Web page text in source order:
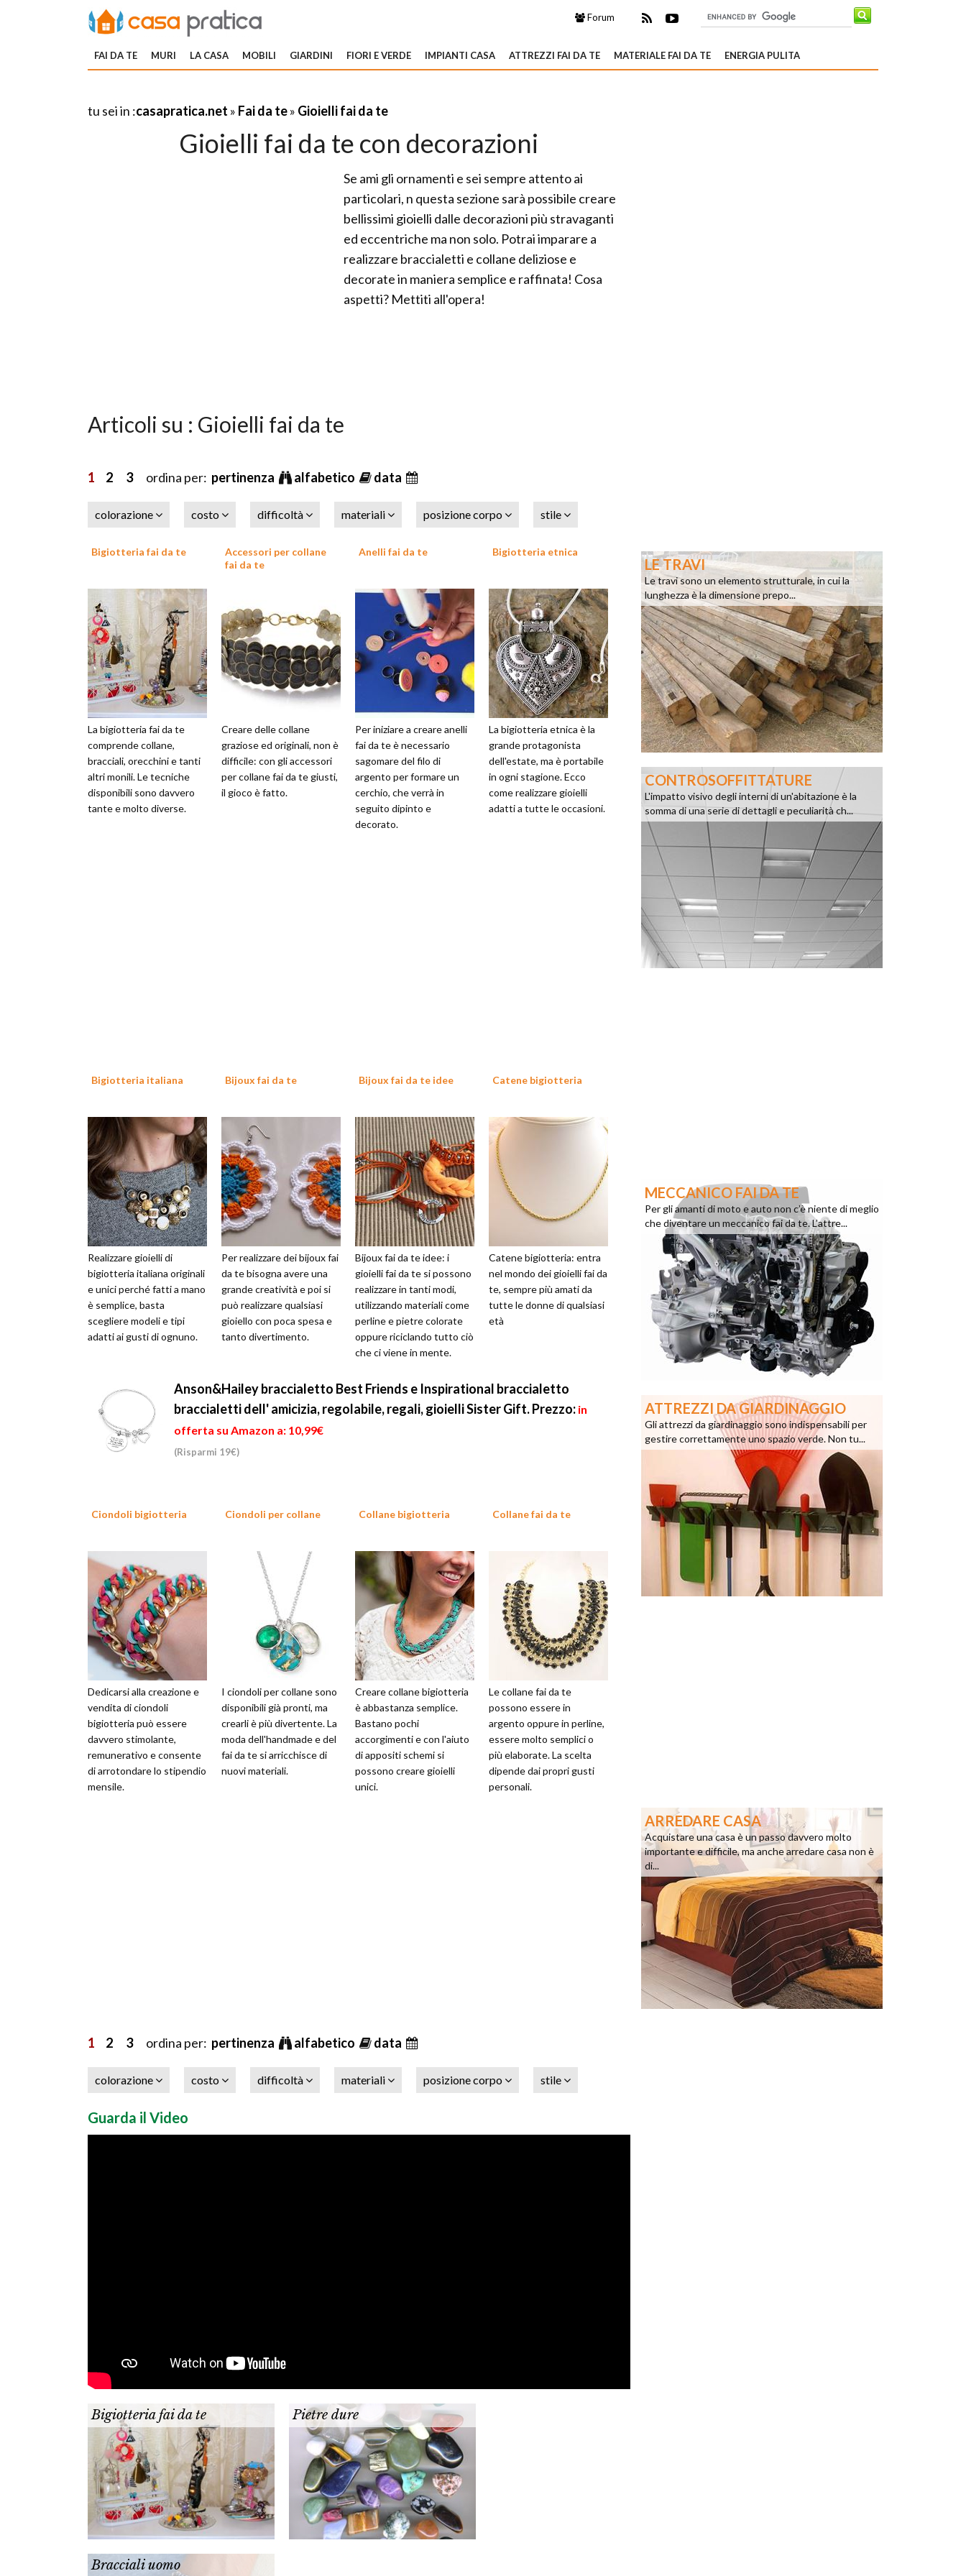
Forum
FAI DA TE MURI LA CASA MOBILI GIARDINI FIORI E VERDE IMPIANTI CASA ATTREZZI FAI DA TE MATERIALE FAI DA TE ENERGIA PULITA
tu sei in :casapratica.net » Fai da te» Gioielli fai da te
Gioielli fai da te con decorazioni
Se ami gli ornamenti e sei sempre attento ai
particolari, n questa sezione sarà possibile creare
bellissimi gioielli dalle decorazioni più stravaganti
ed eccentriche ma non solo. Potrai imparare a
realizzare braccialetti e collane deliziose e
decorate in maniera semplice e raffinata! Cosa
aspetti? Mettiti all'opera!
Articoli su : Gioielli fai da te
1 2 3ordina per: pertinenza alfabetico data
colorazione costo difficoltà materiali posizione corpo stile
Bigiotteria fai da te
La bigiotteria fai da te
comprende collane,
bracciali, orecchini e tanti
altri monili. Le tecniche
disponibili sono davvero
tante e molto diverse.
Accessori per collane
fai da te
Creare delle collane
graziose ed originali, non è
difficile: con gli accessori
per collane fai da te giusti,
il gioco è fatto.
Anelli fai da te
Per iniziare a creare anelli
fai da te è necessario
sagomare del filo di
argento per formare un
cerchio, che verrà in
seguito dipinto e
decorato.
Bigiotteria etnica
La bigiotteria etnica è la
grande protagonista
dell'estate, ma è portabile
in ogni stagione. Ecco
come realizzare gioielli
adatti a tutte le occasioni.
Bigiotteria italiana
Realizzare gioielli di
bigiotteria italiana originali
e unici perché fatti a mano
è semplice, basta
scegliere modeli e tipi
adatti ai gusti di ognuno.
Bijoux fai da te
Per realizzare dei bijoux fai
da te bisogna avere una
grande creatività e poi si
può realizzare qualsiasi
gioiello con poca spesa e
tanto divertimento.
Bijoux fai da te idee
Bijoux fai da te idee: i
gioielli fai da te si possono
realizzare in tanti modi,
utilizzando materiali come
perline e pietre colorate
oppure riciclando tutto ciò
che ci viene in mente.
Catene bigiotteria
Catene bigiotteria: entra
nel mondo dei gioielli fai da
te, sempre più amati da
tutte le donne di qualsiasi
età
Anson&Hailey braccialetto Best Friends e Inspirational braccialetto
braccialetti dell' amicizia, regolabile, regali, gioielli Sister Gift.Prezzo: in
offerta su Amazon a: 10,99€
(Risparmi 19€)
Ciondoli bigiotteria
Dedicarsi alla creazione e
vendita di ciondoli
bigiotteria può essere
davvero stimolante,
remunerativo e consente
di arrotondare lo stipendio
mensile.
Ciondoli per collane
I ciondoli per collane sono
disponibili già pronti, ma
crearli è più divertente. La
moda dell'handmade e del
fai da te si arricchisce di
nuovi materiali.
Collane bigiotteria
Creare collane bigiotteria
è abbastanza semplice.
Bastano pochi
accorgimenti e con l'aiuto
di appositi schemi si
possono creare gioielli
unici.
Collane fai da te
Le collane fai da te
possono essere in
argento oppure in perline,
essere molto semplici o
più elaborate. La scelta
dipende dai propri gusti
personali.
1 2 3ordina per: pertinenza alfabetico data
colorazione costo difficoltà materiali posizione corpo stile
Guarda il Video
Bigiotteria fai da te Pietre dure
Bracciali uomo
LE TRAVI
Le travi sono un elemento strutturale, in cui la
lunghezza è la dimensione prepo...
CONTROSOFFITTATURE
L'impatto visivo degli interni di un'abitazione è la
somma di una serie di dettagli e peculiarità ch...
MECCANICO FAI DA TE
Per gli amanti di moto e auto non c’è niente di meglio
che diventare un meccanico fai da te. L’attre...
ATTREZZI DA GIARDINAGGIO
Gli attrezzi da giardinaggio sono indispensabili per
gestire correttamente uno spazio verde. Non tu...
ARREDARE CASA
Acquistare una casa è un passo davvero molto
importante e difficile, ma anche arredare casa non è
di...